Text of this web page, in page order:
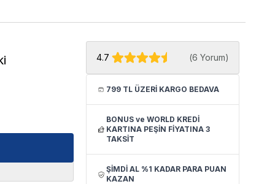
4.7 (6 Yorum)
799 TL ÜZERİ KARGO BEDAVA
BONUS ve WORLD KREDİ
KARTINA PEŞİN FİYATINA 3
TAKSİT
ŞİMDİ AL %1 KADAR PARA PUAN
KAZAN